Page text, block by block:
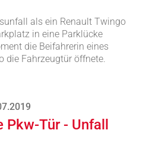
als ein Renault Twingo
in eine Parklücke
die Beifahrerin eines
die Fahrzeugtür öffnete.
Tür - Unfall